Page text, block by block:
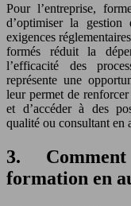
Pour l’entreprise,
d’optimiser la
exigences
formés réduit la
l’efficacité des
représente une
leur permet de
et d’accéder à des
qualité ou consultant en
3.
formation en